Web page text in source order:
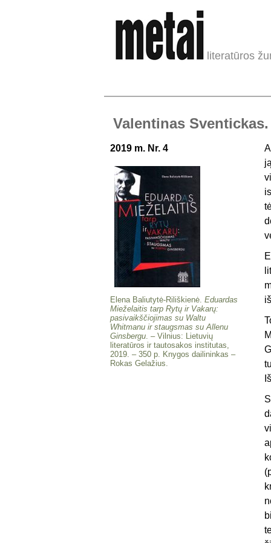
literatūros
Valentinas
2019 m. Nr. 4
Elena Baliutytė-Riliškienė. Eduardas
Mieželaitis tarp Rytų ir Vakarų:
pasivaikščiojimas su Waltu
Whitmanu ir staugsmas su Allenu
Ginsbergu. – Vilnius: Lietuvių
literatūros ir tautosakos institutas,
2019. – 350 p. Knygos dailininkas –
Rokas Gelažius.